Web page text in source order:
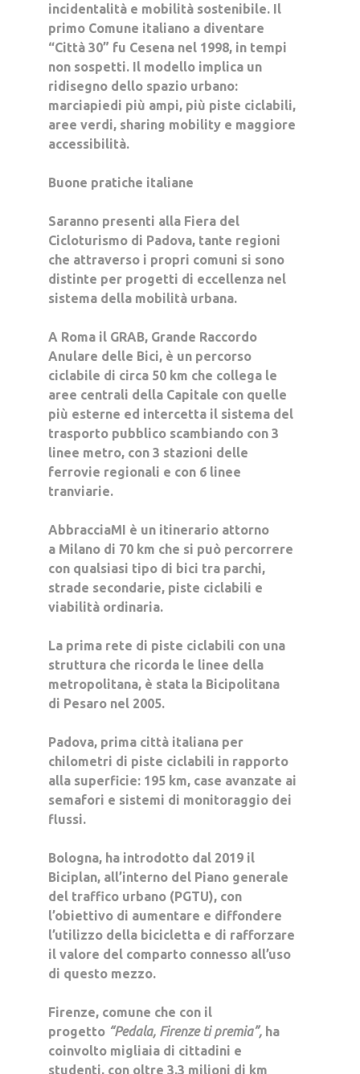
incidentalità e mobilità sostenibile. Il
primo Comune italiano a diventare
“Città 30” fu Cesena nel 1998,in tempi
non sospetti. Il modello implica un
ridisegno dello spazio urbano:
marciapiedi più ampi, più piste ciclabili,
aree verdi, sharing mobility e maggiore
accessibilità.
Buone pratiche italiane
Saranno presenti alla Fiera del
Cicloturismodi Padova, tante regioni
che attraverso i propri comuni si sono
distinte per progetti di eccellenza nel
sistema della mobilità urbana.
A Romail GRAB, Grande Raccordo
Anulare delle Bici, è un percorso
ciclabile di circa 50 km che collega le
aree centrali della Capitale con quelle
più esterne ed intercetta il sistema del
trasporto pubblico scambiando con 3
linee metro, con 3 stazioni delle
ferrovie regionali e con 6 linee
tranviarie.
AbbracciaMI è un itinerario attorno
a Milanodi 70 km che si può percorrere
con qualsiasi tipo di bici tra parchi,
strade secondarie, piste ciclabili e
viabilità ordinaria.
La prima rete di piste ciclabili con una
struttura che ricorda le linee della
metropolitana, è stata la Bicipolitana
di Pesaro nel 2005.
Padova, prima città italiana per
chilometri di piste ciclabili in rapporto
alla superficie: 195 km, case avanzate ai
semafori e sistemi di monitoraggio dei
flussi.
Bologna, ha introdotto dal 2019 il
Biciplan, all’interno del Piano generale
del traffico urbano (PGTU), con
l’obiettivo di aumentare e diffondere
l’utilizzo della bicicletta e di rafforzare
il valore del comparto connesso all’uso
di questo mezzo.
Firenze, comune che con il
progetto “Pedala, Firenze ti premia”,ha
coinvolto migliaia di cittadini e
studenti, con oltre 3,3 milioni di km